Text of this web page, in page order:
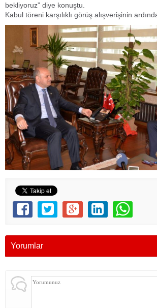
bekliyoruz” diye konuştu.
Kabul töreni karşılıklı görüş alışverişinin
Yorumlar